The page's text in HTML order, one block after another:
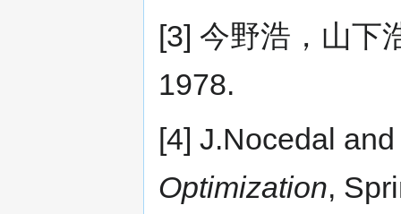
[3] 今野浩，山下
1978.
[4] J.Nocedal
Optimization,